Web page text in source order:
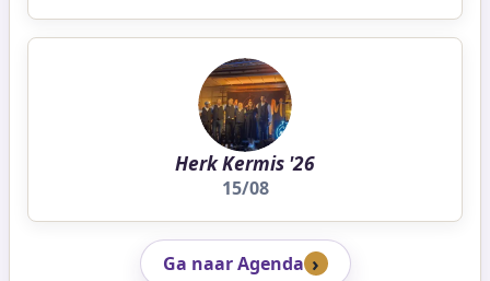
Herk Kermis '26
15/08
Ga naar Agenda